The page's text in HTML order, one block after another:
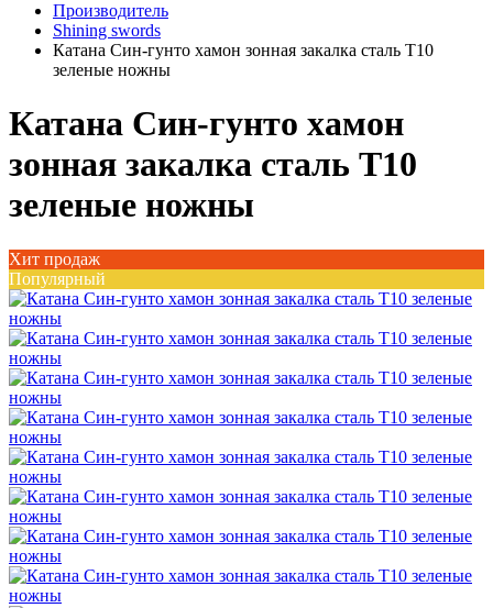
Производитель
Shining swords
Катана Син-гунто хамон зонная закалка сталь T10
зеленые ножны
Катана Син-гунто хамон
зонная закалка сталь T10
зеленые ножны
Хит продаж
Популярный